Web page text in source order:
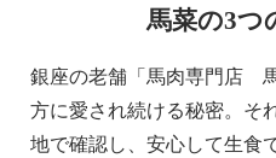
馬菜の3つ
銀座の老舗「馬肉専門店
方に愛され続ける秘密。そ
地で確認し、安心して生食